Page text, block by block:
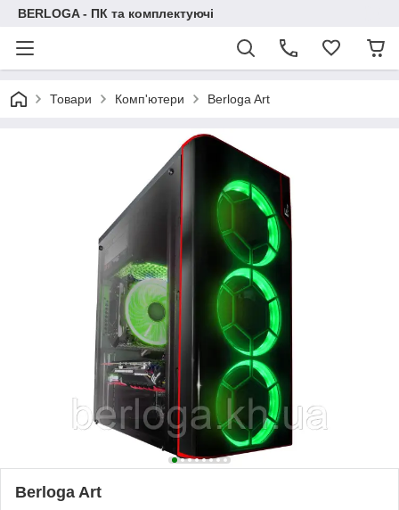
BERLOGA - ПК та комплектуючі
Товари Комп'ютери Berloga Art
Berloga Art